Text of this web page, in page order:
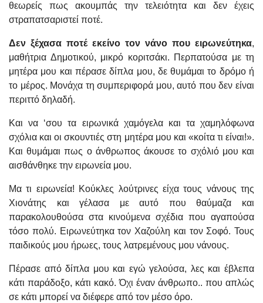
θεωρείς πως ακουμπάς την τελειότητα και δεν έχεις
στραπατσαριστεί ποτέ.
Δεν ξέχασα ποτέ εκείνο τον νάνο που ειρωνεύτηκα,
μαθήτρια Δημοτικού, μικρό κοριτσάκι. Περπατούσα με τη
μητέρα μου και πέρασε δίπλα μου, δε θυμάμαι το δρόμο ή
το μέρος. Μονάχα τη συμπεριφορά μου, αυτό που δεν είναι
περιττό δηλαδή.
Και να ‘σου τα ειρωνικά χαμόγελα και τα χαμηλόφωνα
σχόλια και οι σκουντιές στη μητέρα μου και «κοίτα τι είναι!».
Και θυμάμαι πως ο άνθρωπος άκουσε το σχόλιό μου και
αισθάνθηκε την ειρωνεία μου.
Μα τι ειρωνεία! Κούκλες λούτρινες είχα τους νάνους της
Χιονάτης και γέλασα με αυτό που θαύμαζα και
παρακολουθούσα στα κινούμενα σχέδια που αγαπούσα
τόσο πολύ. Ειρωνεύτηκα τον Χαζούλη και τον Σοφό. Τους
παιδικούς μου ήρωες, τους λατρεμένους μου νάνους.
Πέρασε από δίπλα μου και εγώ γελούσα, λες και έβλεπα
κάτι παράδοξο, κάτι κακό. Όχι έναν άνθρωπο.. που απλώς
σε κάτι μπορεί να διέφερε από τον μέσο όρο.